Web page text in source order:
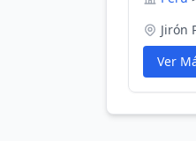
Jirón
Ver